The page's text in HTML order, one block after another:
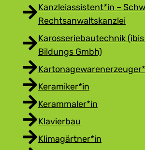
Kanzleiassistent*in –
Rechtsanwaltskanzlei
Karosseriebautechnik
Bildungs Gmbh)
Keramiker*in
Kerammaler*in
Klavierbau
Klimagärtner*in